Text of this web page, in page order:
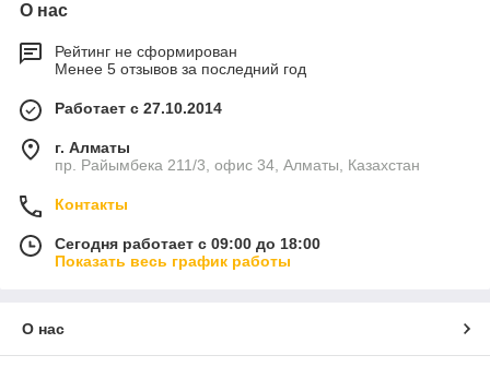
О нас
Рейтинг не сформирован
Менее 5 отзывов за последний год
Работает с 27.10.2014
г. Алматы
пр. Райымбека 211/3, офис 34, Алматы, Казахстан
Контакты
Сегодня работает с 09:00 до 18:00
Показать весь график работы
О нас